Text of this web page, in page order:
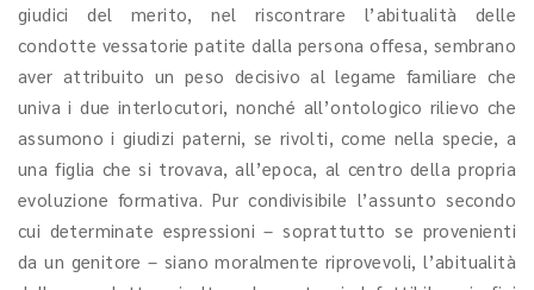
giudici del merito, nel riscontrare l’abitualità delle
condotte vessatorie patite dalla persona offesa, sembrano
aver attribuito un peso decisivo al legame familiare che
univa i due interlocutori, nonché all’ontologico rilievo che
assumono i giudizi paterni, se rivolti, come nella specie, a
una figlia che si trovava, all’epoca, al centro della propria
evoluzione formativa. Pur condivisibile l’assunto secondo
cui determinate espressioni – soprattutto se provenienti
da un genitore – siano moralmente riprovevoli, l’abitualità